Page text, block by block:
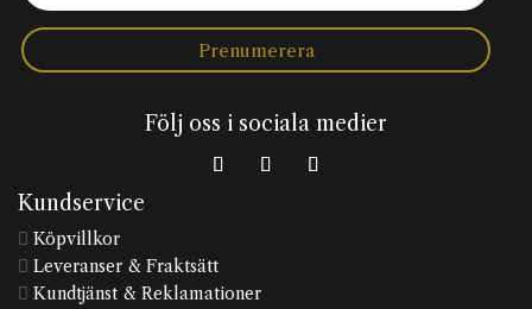
Prenumerera
Följ oss i sociala medier
Kundservice
 Köpvillkor
 Leveranser & Fraktsätt
 Kundtjänst & Reklamationer